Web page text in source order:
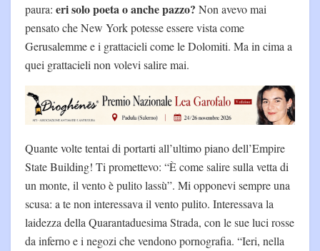
paura: eri solo poeta o anche pazzo? Non avevo mai
pensato che New York potesse essere vista come
Gerusalemme e i grattacieli come le Dolomiti. Ma in cima a
quei grattacieli non volevi salire mai.
Quante volte tentai di portarti all’ultimo piano dell’Empire
State Building! Ti promettevo: “È come salire sulla vetta di
un monte, il vento è pulito lassù”. Mi opponevi sempre una
scusa: a te non interessava il vento pulito. Interessava la
laidezza della Quarantaduesima Strada, con le sue luci rosse
da inferno e i negozi che vendono pornografia. “Ieri, nella